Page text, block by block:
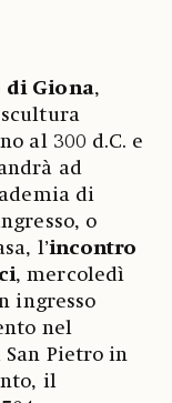
di Giona,
al 300 d.C. e
ad
di
o
l’incontro
, mercoledì
ingresso
nel
Pietro in
il